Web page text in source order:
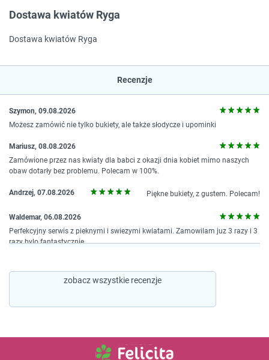
Dostawa kwiatów Ryga
Dostawa kwiatów Ryga
Recenzje
Szymon, 09.08.2026
Możesz zamówić nie tylko bukiety, ale także słodycze i upominki
Mariusz, 08.08.2026
Zamówione przez nas kwiaty dla babci z okazji dnia kobiet mimo naszych
obaw dotarły bez problemu. Polecam w 100%.
Andrzej, 07.08.2026 Piękne bukiety, z gustem. Polecam!
Waldemar, 06.08.2026
Perfekcyjny serwis z pieknymi i swiezymi kwiatami. Zamowilam juz 3 razy i 3
razy bylo fantastycznie
zobacz wszystkie recenzje